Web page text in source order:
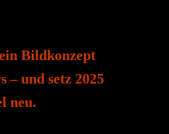
Bildkonzept
– und setz 2025
neu.